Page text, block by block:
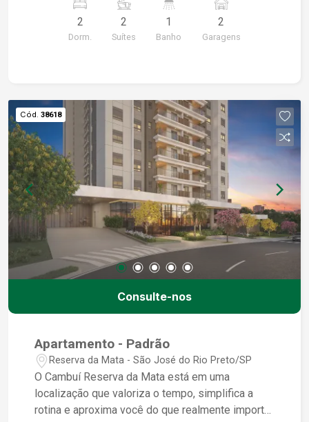
Shopping, a escolas, serviços, conveniências,
gastronomia, saúde e lazer, o empreendimento
nasce em um entorno completo, conectado e em
escolhido com inteligência.
2
Dorm.
2
Suítes
1
Banho
2
Garagens
Cód. 38618
Consulte-nos
Apartamento - Padrão
Reserva da Mata - São José do Rio Preto/SP
O Cambuí Reserva da Mata está em uma
localização que valoriza o tempo, simplifica a
rotina e aproxima você do que realmente importa.